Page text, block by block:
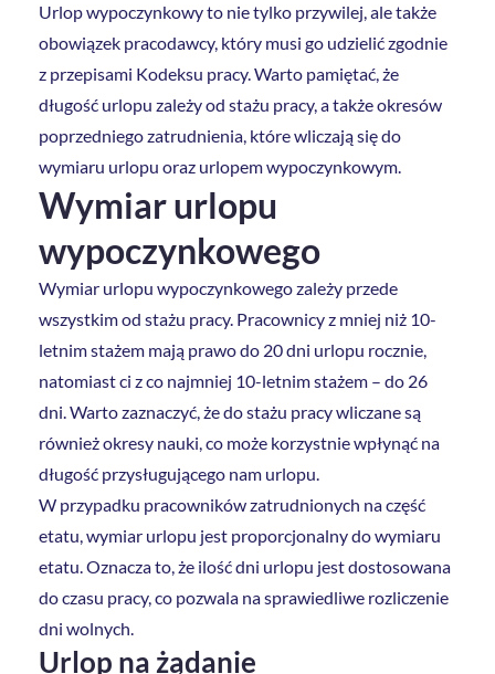
Urlop wypoczynkowy to nie tylko przywilej, ale także
obowiązek pracodawcy, który musi go udzielić zgodnie
z przepisami Kodeksu pracy. Warto pamiętać, że
długość urlopu zależy od stażu pracy, a także okresów
poprzedniego zatrudnienia, które wliczają się do
wymiaru urlopu oraz urlopem wypoczynkowym.
Wymiar urlopu
wypoczynkowego
Wymiar urlopu wypoczynkowego zależy przede
wszystkim od stażu pracy. Pracownicy z mniej niż 10-
letnim stażem mają prawo do 20 dni urlopu rocznie,
natomiast ci z co najmniej 10-letnim stażem – do 26
dni. Warto zaznaczyć, że do stażu pracy wliczane są
również okresy nauki, co może korzystnie wpłynąć na
długość przysługującego nam urlopu.
W przypadku pracowników zatrudnionych na część
etatu, wymiar urlopu jest proporcjonalny do wymiaru
etatu. Oznacza to, że ilość dni urlopu jest dostosowana
do czasu pracy, co pozwala na sprawiedliwe rozliczenie
dni wolnych.
Urlop na żądanie